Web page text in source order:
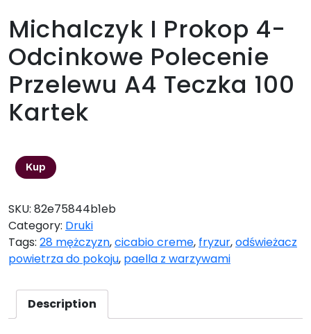
Michalczyk I Prokop 4-
Odcinkowe Polecenie
Przelewu A4 Teczka 100
Kartek
Kup
SKU: 82e75844b1eb
Category: Druki
Tags: 28 mężczyzn,cicabio creme, fryzur,odświeżacz
powietrza do pokoju, paella z warzywami
Description